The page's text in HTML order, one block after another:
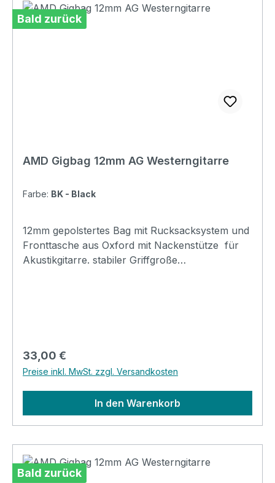
stripes: Yes. 1 stripes at bottom Raincover
included: No Front pocket with organizer: No
Bald zurück
AMD Gigbag 12mm AG Westerngitarre
Farbe: BK - Black
12mm gepolstertes Bag mit Rucksacksystem und
Fronttasche aus Oxford mit Nackenstütze für
Akustikgitarre. stabiler Griffgroße
Regulärer Preis:
33,00 €
Preise inkl. MwSt. zzgl. Versandkosten
In den Warenkorb
Bald zurück